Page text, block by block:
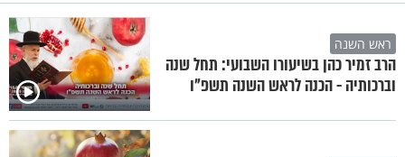
ראש השנה
הרב זמיר כהן בשיעורו השבועי: תחל שנה
וברכותיה - הכנה לראש השנה תשפ"ו